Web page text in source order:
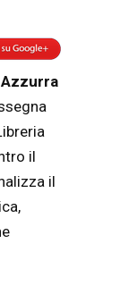
il
il